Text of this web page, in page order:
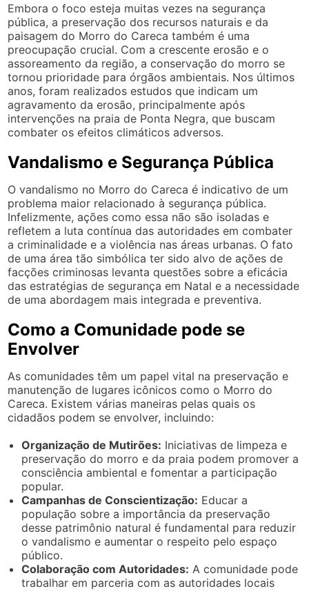
Embora o foco esteja muitas vezes na segurança
pública, a preservação dos recursos naturais e da
paisagem do Morro do Careca também é uma
preocupação crucial. Com a crescente erosão e o
assoreamento da região, a conservação do morro se
tornou prioridade para órgãos ambientais. Nos últimos
anos, foram realizados estudos que indicam um
agravamento da erosão, principalmente após
intervenções na praia de Ponta Negra, que buscam
combater os efeitos climáticos adversos.
Vandalismo e Segurança Pública
O vandalismo no Morro do Careca é indicativo de um
problema maior relacionado à segurança pública.
Infelizmente, ações como essa não são isoladas e
refletem a luta contínua das autoridades em combater
a criminalidade e a violência nas áreas urbanas. O fato
de uma área tão simbólica ter sido alvo de ações de
facções criminosas levanta questões sobre a eficácia
das estratégias de segurança em Natal e a necessidade
de uma abordagem mais integrada e preventiva.
Como a Comunidade pode se
Envolver
As comunidades têm um papel vital na preservação e
manutenção de lugares icônicos como o Morro do
Careca. Existem várias maneiras pelas quais os
cidadãos podem se envolver, incluindo:
Organização de Mutirões: Iniciativas de limpeza e
preservação do morro e da praia podem promover a
consciência ambiental e fomentar a participação
popular.
Campanhas de Conscientização: Educar a
população sobre a importância da preservação
desse patrimônio natural é fundamental para reduzir
o vandalismo e aumentar o respeito pelo espaço
público.
Colaboração com Autoridades: A comunidade pode
trabalhar em parceria com as autoridades locais